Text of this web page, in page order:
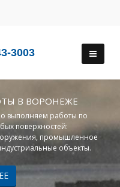
3003
В ВОРОНЕЖЕ
выполняем работы по
поверхностей:
промышленное
объекты.